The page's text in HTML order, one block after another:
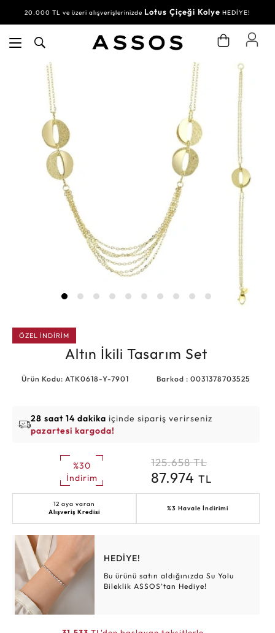
20.000 TL ve üzeri alışverişlerinizde Lotus Çiçeği Kolye HEDİYE!
ÖZEL İNDİRİM
Altın İkili Tasarım Set
Ürün Kodu: ATK0618-Y-7901 Barkod : 0031378703525
28 saat 14 dakika içinde sipariş verirseniz
pazartesi kargoda!
%30
İndirim
125.658 TL
87.974 TL
12 aya varan
Alışveriş Kredisi
%3 Havale İndirimi
HEDİYE!
Bu ürünü satın aldığınızda Su Yolu
Bileklik ASSOS’tan Hediye!